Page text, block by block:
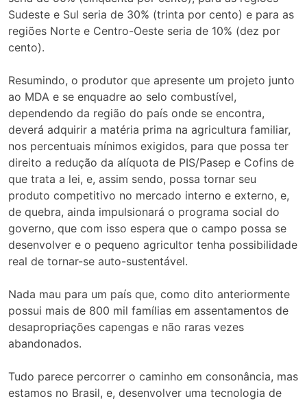
Sudeste e Sul seria de 30% (trinta por cento) e para as
regiões Norte e Centro-Oeste seria de 10% (dez por
cento).
Resumindo, o produtor que apresente um projeto junto
ao MDA e se enquadre ao selo combustível,
dependendo da região do país onde se encontra,
deverá adquirir a matéria prima na agricultura familiar,
nos percentuais mínimos exigidos, para que possa ter
direito a redução da alíquota de PIS/Pasep e Cofins de
que trata a lei, e, assim sendo, possa tornar seu
produto competitivo no mercado interno e externo, e,
de quebra, ainda impulsionará o programa social do
governo, que com isso espera que o campo possa se
desenvolver e o pequeno agricultor tenha possibilidade
real de tornar-se auto-sustentável.
Nada mau para um país que, como dito anteriormente
possui mais de 800 mil famílias em assentamentos de
desapropriações capengas e não raras vezes
abandonados.
Tudo parece percorrer o caminho em consonância, mas
estamos no Brasil, e, desenvolver uma tecnologia de